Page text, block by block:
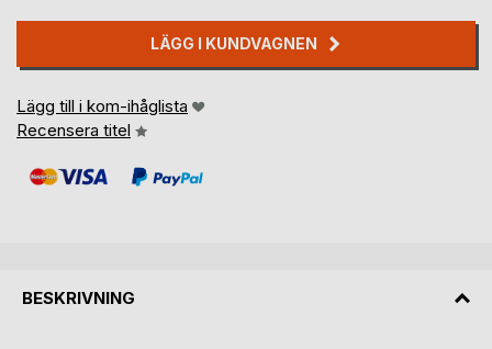
LÄGG I KUNDVAGNEN
Lägg till i kom-ihåglista
Recensera titel
BESKRIVNING